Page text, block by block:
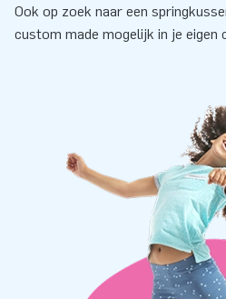
Ook op zoek naar een
custom made mogelijk in je eigen